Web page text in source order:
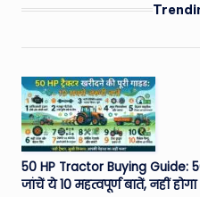
50 HP Tractor Buying Guide:
जांचें ये 10 महत्वपूर्ण बातें, नहीं